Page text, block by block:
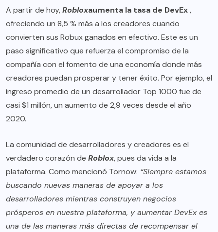
A partir de hoy,Robloxaumenta la tasa de DevEx,
ofreciendo un 8,5 % más a los creadores cuando
convierten sus Robux ganados en efectivo. Este es un
paso significativo que refuerza el compromiso de la
compañía con el fomento de una economía donde más
creadores puedan prosperar y tener éxito. Por ejemplo, el
ingreso promedio de un desarrollador Top 1000 fue de
casi $1 millón, un aumento de 2,9 veces desde el año
2020.
La comunidad de desarrolladores y creadores es el
verdadero corazón de Roblox, pues da vida a la
plataforma. Como mencionó Tornow: “Siempre estamos
buscando nuevas maneras de apoyar a los
desarrolladores mientras construyen negocios
prósperos en nuestra plataforma, y aumentar DevEx es
una de las maneras más directas de recompensar el